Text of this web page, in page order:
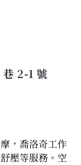
2-1 號
，喬洛奇工作
壓等服務。空